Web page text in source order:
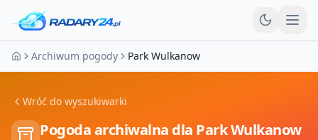
Strona główna
Archiwum pogody Park Wulkanow
Wróć do wyszukiwarki
Pogoda archiwalna dla Park Wulkanow